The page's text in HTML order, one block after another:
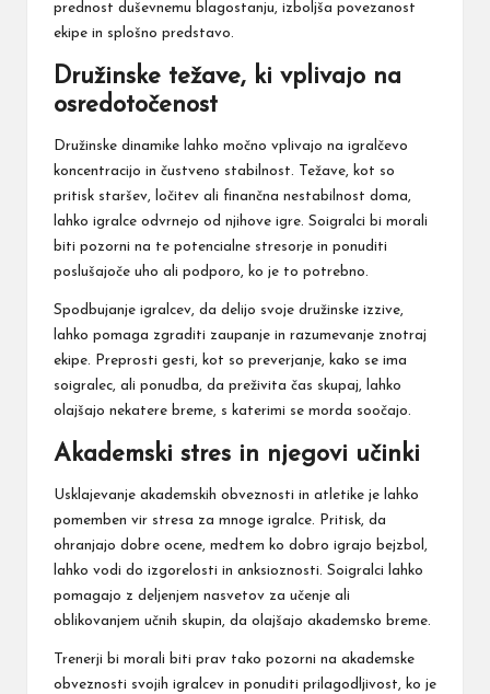
prednost duševnemu blagostanju, izboljša povezanost
ekipe in splošno predstavo.
Družinske težave, ki vplivajo na
osredotočenost
Družinske dinamike lahko močno vplivajo na igralčevo
koncentracijo in čustveno stabilnost. Težave, kot so
pritisk staršev, ločitev ali finančna nestabilnost doma,
lahko igralce odvrnejo od njihove igre. Soigralci bi morali
biti pozorni na te potencialne stresorje in ponuditi
poslušajoče uho ali podporo, ko je to potrebno.
Spodbujanje igralcev, da delijo svoje družinske izzive,
lahko pomaga zgraditi zaupanje in razumevanje znotraj
ekipe. Preprosti gesti, kot so preverjanje, kako se ima
soigralec, ali ponudba, da preživita čas skupaj, lahko
olajšajo nekatere breme, s katerimi se morda soočajo.
Akademski stres in njegovi učinki
Usklajevanje akademskih obveznosti in atletike je lahko
pomemben vir stresa za mnoge igralce. Pritisk, da
ohranjajo dobre ocene, medtem ko dobro igrajo bejzbol,
lahko vodi do izgorelosti in anksioznosti. Soigralci lahko
pomagajo z deljenjem nasvetov za učenje ali
oblikovanjem učnih skupin, da olajšajo akademsko breme.
Trenerji bi morali biti prav tako pozorni na akademske
obveznosti svojih igralcev in ponuditi prilagodljivost, ko je